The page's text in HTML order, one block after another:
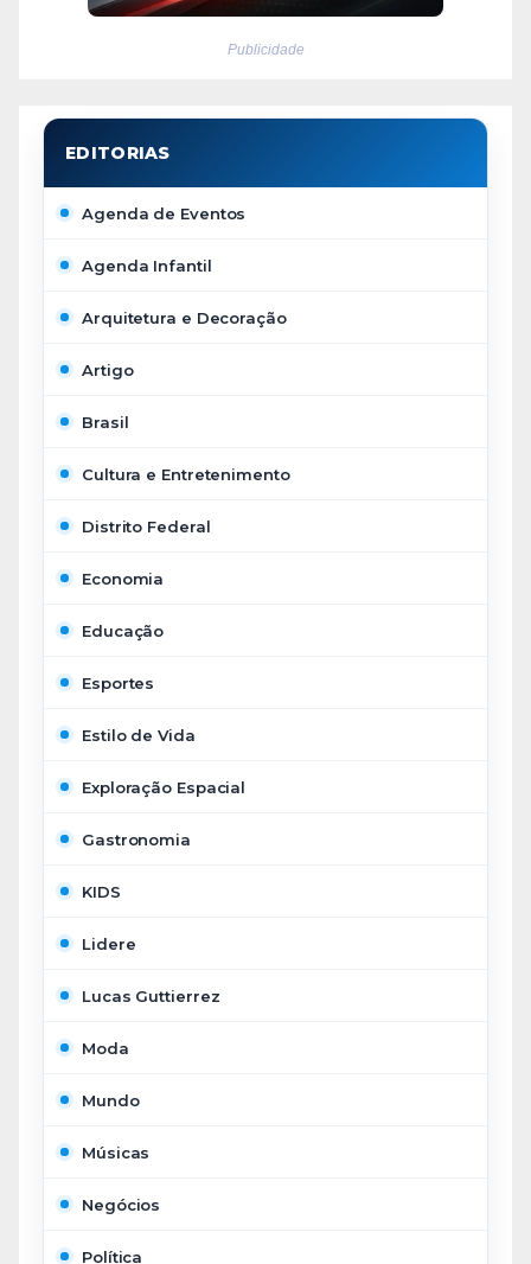
Publicidade
Agenda de Eventos
Agenda Infantil
Arquitetura e Decoração
Artigo
Brasil
Cultura e Entretenimento
Distrito Federal
Economia
Educação
Esportes
Estilo de Vida
Exploração Espacial
Gastronomia
KIDS
Lidere
Lucas Guttierrez
Moda
Mundo
Músicas
Negócios
Política